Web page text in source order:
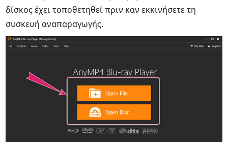
δίσκος έχει τοποθετηθεί πριν καν εκκινήσετε τη
συσκευή αναπαραγωγής.